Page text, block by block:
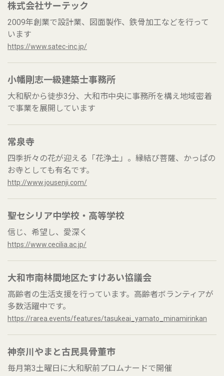
株式会社サーテック
2009年創業で設計業、図面製作、鉄骨加工などを行って
います
https://www.satec-inc.jp/
小幡剛志一級建築士事務所
大和駅から徒歩3分、大和市中央に事務所を構え地域密着
で事業を展開しています
常泉寺
四季折々の花が迎える「花浄土」。縁結び菩薩、かっぱの
お寺としても有名です。
http://www.jousenji.com/
聖セシリア中学校・高等学校
信じ、希望し、愛深く
https://www.cecilia.ac.jp/
大和市南林間地区たすけあい協議会
高齢者の生活支援を行っています。高齢者ボランティアが
多数活躍中です。
https://rarea.events/features/tasukeai_yamato_minamirinkan
神奈川やまと古民具骨董市
毎月第3土曜日に大和駅前プロムナードで開催